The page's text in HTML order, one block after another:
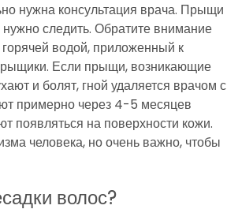
нужна консультация врача. Прыщи
следить. Обратите внимание
водой, приложенный к
Если прыщи, возникающие
и болят, гной удаляется врачом с
примерно через 4-5 месяцев
появляться на поверхности кожи.
человека, но очень важно, чтобы
волос?